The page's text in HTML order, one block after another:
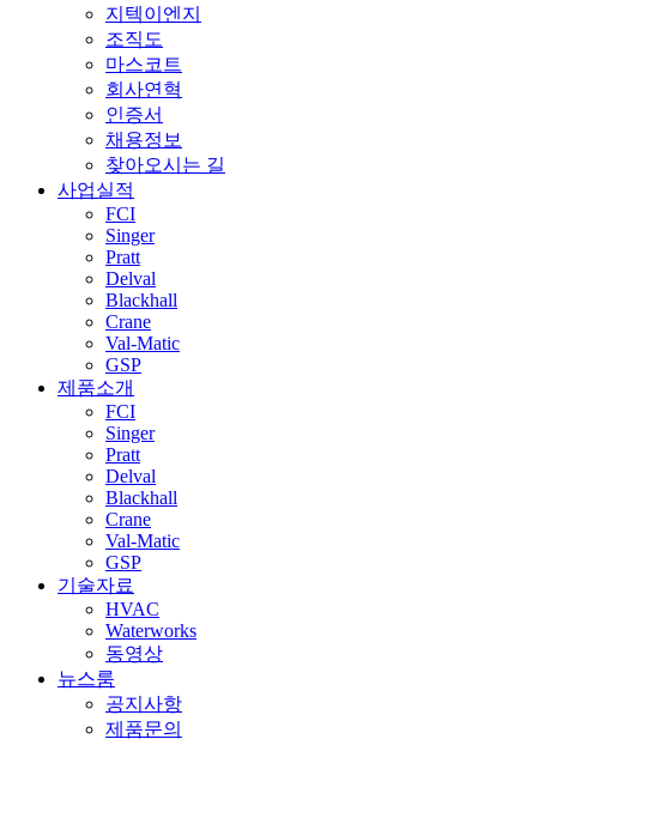
지텍이엔지
조직도
마스코트
회사연혁
인증서
채용정보
찾아오시는 길
사업실적
FCI
Singer
Pratt
Delval
Blackhall
Crane
Val-Matic
GSP
제품소개
FCI
Singer
Pratt
Delval
Blackhall
Crane
Val-Matic
GSP
기술자료
HVAC
Waterworks
동영상
뉴스룸
공지사항
제품문의